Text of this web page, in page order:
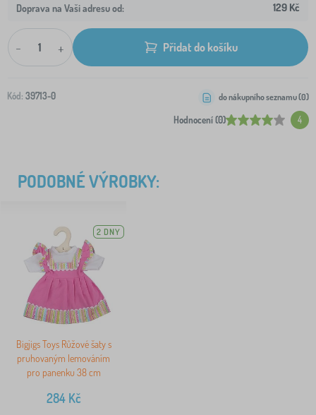
Doprava na Vaši adresu od: 129 Kč
- + Přidat do košíku
Kód: 39713-0
Hodnocení (0) 4
do nákupního seznamu (0)
PODOBNÉ VÝROBKY:
2 DNY
Bigjigs Toys Růžové šaty s
pruhovaným lemováním
pro panenku 38 cm
284Kč